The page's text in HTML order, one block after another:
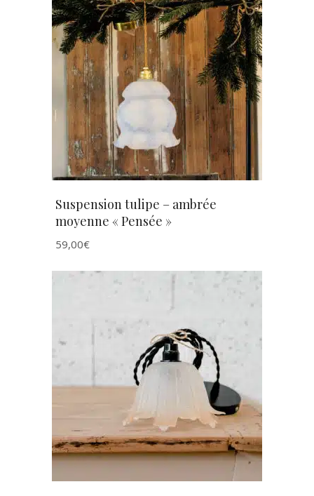
AJOUTER AU PANIER
Suspension tulipe – ambrée
moyenne « Pensée »
59,00€
AJOUTER AU PANIER